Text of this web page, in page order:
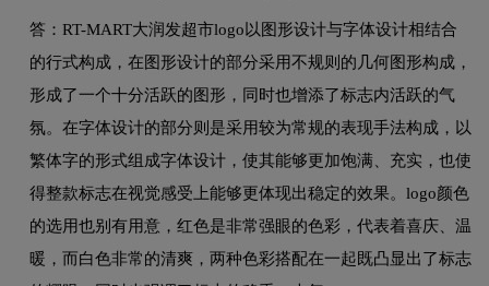
答：RT-MART大润发超市logo以图形设计与字体设计相结合
的行式构成，在图形设计的部分采用不规则的几何图形构成，
形成了一个十分活跃的图形，同时也增添了标志内活跃的气
氛。在字体设计的部分则是采用较为常规的表现手法构成，以
繁体字的形式组成字体设计，使其能够更加饱满、充实，也使
得整款标志在视觉感受上能够更体现出稳定的效果。logo颜色
的选用也别有用意，红色是非常强眼的色彩，代表着喜庆、温
暖，而白色非常的清爽，两种色彩搭配在一起既凸显出了标志